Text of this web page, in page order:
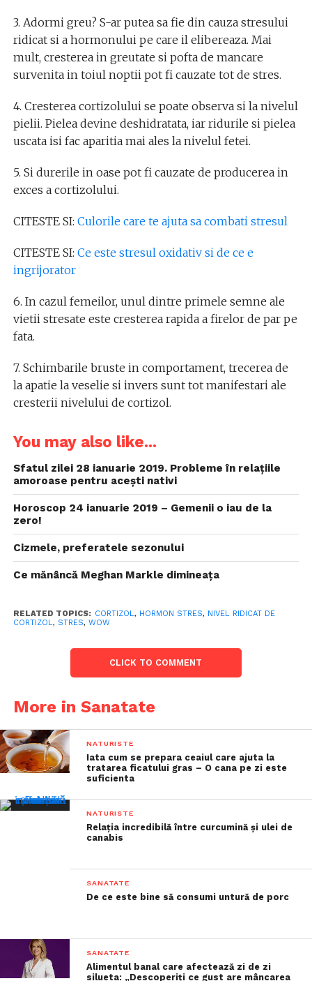
3. Adormi greu? S-ar putea sa fie din cauza stresului
ridicat si a hormonului pe care il elibereaza. Mai
mult, cresterea in greutate si pofta de mancare
survenita in toiul noptii pot fi cauzate tot de stres.
4. Cresterea cortizolului se poate observa si la nivelul
pielii. Pielea devine deshidratata, iar ridurile si pielea
uscata isi fac aparitia mai ales la nivelul fetei.
5. Si durerile in oase pot fi cauzate de producerea in
exces a cortizolului.
CITESTE SI: Culorile care te ajuta sa combati stresul
CITESTE SI: Ce este stresul oxidativ si de ce e
ingrijorator
6. In cazul femeilor, unul dintre primele semne ale
vietii stresate este cresterea rapida a firelor de par pe
fata.
7. Schimbarile bruste in comportament, trecerea de
la apatie la veselie si invers sunt tot manifestari ale
cresterii nivelului de cortizol.
You may also like...
Sfatul zilei 28 ianuarie 2019. Probleme în relațiile
amoroase pentru acești nativi
Horoscop 24 ianuarie 2019 – Gemenii o iau de la
zero!
Cizmele, preferatele sezonului
Ce mănâncă Meghan Markle dimineața
RELATED TOPICS: CORTIZOL, HORMON STRES, NIVEL RIDICAT DE
CORTIZOL, STRES, WOW
CLICK TO COMMENT
More in Sanatate
NATURISTE
Iata cum se prepara ceaiul care ajuta la
tratarea ficatului gras – O cana pe zi este
suficienta
NATURISTE
Relația incredibilă între curcumină și ulei de
canabis
SANATATE
De ce este bine să consumi untură de porc
SANATATE
Alimentul banal care afectează zi de zi
silueta: „Descoperiți ce gust are mâncarea